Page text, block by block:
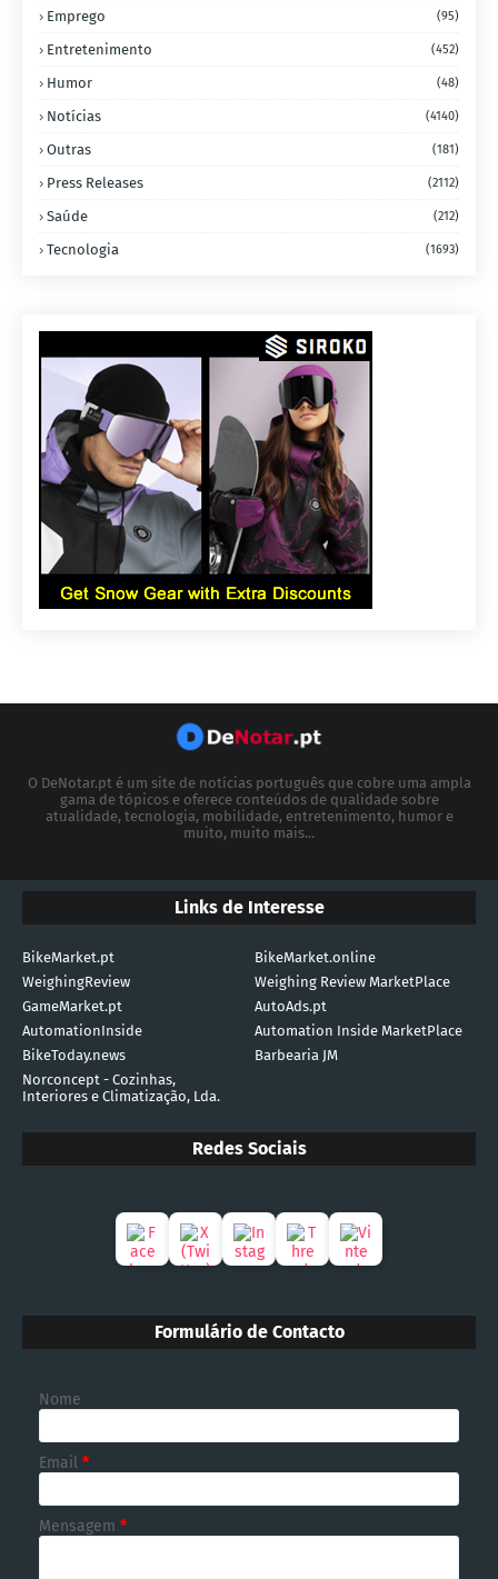
Emprego (95)
Entretenimento (452)
Humor (48)
Notícias (4140)
Outras (181)
Press Releases (2112)
Saúde (212)
Tecnologia (1693)
O DeNotar.pt é um site de notícias português que cobre uma ampla
gama de tópicos e oferece conteúdos de qualidade sobre
atualidade, tecnologia, mobilidade, entretenimento, humor e
muito, muito mais...
Links de Interesse
BikeMarket.pt
BikeMarket.online
WeighingReview
Weighing Review MarketPlace
GameMarket.pt
AutoAds.pt
AutomationInside
Automation Inside MarketPlace
BikeToday.news
Barbearia JM
Norconcept - Cozinhas,
Interiores e Climatização, Lda.
Redes Sociais
Formulário de Contacto
Nome
Email *
Mensagem *